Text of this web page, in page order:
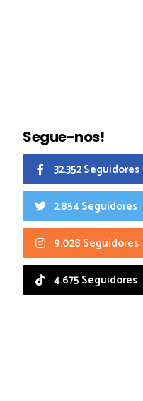
Segue-nos!
32.352 Seguidores
2.854 Seguidores
9.028 Seguidores
4.675 Seguidores